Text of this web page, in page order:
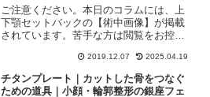
ご注意ください。本日のコラムには、上
下顎セットバックの【術中画像】が掲載
されています。苦手な方は閲覧をお控え
の下（人中）が長く見えますか？【A】ま
ず症例写真でご確認ください。上下顎セ
ットバックのカウンセリ...
2019.12.07 2025.04.19
チタンプレート｜カットした骨をつなぐ
ための道具｜小顔・輪郭整形の銀座フェ